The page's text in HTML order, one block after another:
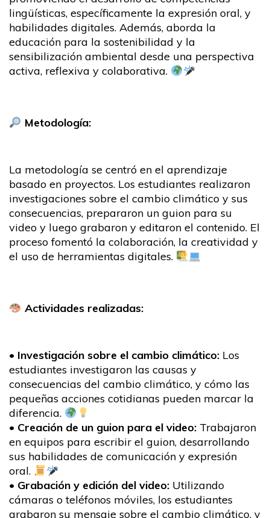
lingüísticas, específicamente la expresión oral, y
habilidades digitales. Además, aborda la
educación para la sostenibilidad y la
sensibilización ambiental desde una perspectiva
activa, reflexiva y colaborativa.
Metodología:
La metodología se centró en el aprendizaje
basado en proyectos. Los estudiantes realizaron
investigaciones sobre el cambio climático y sus
consecuencias, prepararon un guion para su
video y luego grabaron y editaron el contenido. El
proceso fomentó la colaboración, la creatividad y
el uso de herramientas digitales.
Actividades realizadas:
• Investigación sobre el cambio climático: Los
estudiantes investigaron las causas y
consecuencias del cambio climático, y cómo las
pequeñas acciones cotidianas pueden marcar la
diferencia.
• Creación de un guion para el video: Trabajaron
en equipos para escribir el guion, desarrollando
sus habilidades de comunicación y expresión
oral.
• Grabación y edición del video: Utilizando
cámaras o teléfonos móviles, los estudiantes
grabaron su mensaje sobre el cambio climático, y